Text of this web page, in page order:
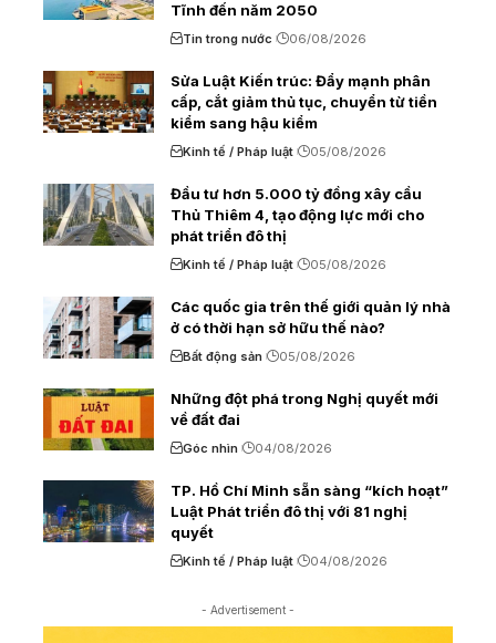
Tĩnh đến năm 2050
Tin trong nước 06/08/2026
Sửa Luật Kiến trúc: Đẩy mạnh phân
cấp, cắt giảm thủ tục, chuyển từ tiền
kiểm sang hậu kiểm
Kinh tế / Pháp luật 05/08/2026
Đầu tư hơn 5.000 tỷ đồng xây cầu
Thủ Thiêm 4, tạo động lực mới cho
phát triển đô thị
Kinh tế / Pháp luật 05/08/2026
Các quốc gia trên thế giới quản lý nhà
ở có thời hạn sở hữu thế nào?
Bất động sản 05/08/2026
Những đột phá trong Nghị quyết mới
về đất đai
Góc nhìn 04/08/2026
TP. Hồ Chí Minh sẵn sàng “kích hoạt”
Luật Phát triển đô thị với 81 nghị
quyết
Kinh tế / Pháp luật 04/08/2026
- Advertisement -